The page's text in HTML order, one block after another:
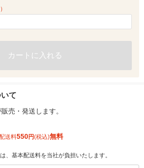
カートに入れる
て
売・発送します。
送料550円(税込)無料
、基本配送料を当社が負担いたします。